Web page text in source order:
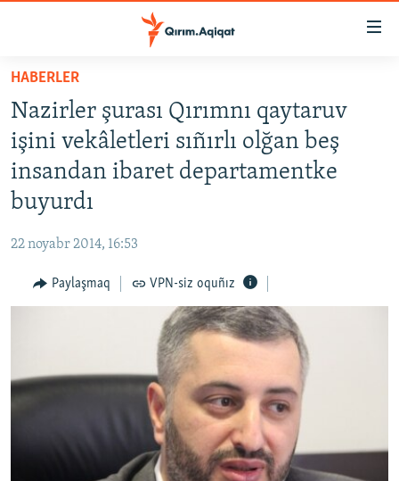
Esas
qaytmaq
Baş
navigatsiyağa
qaytmaq
Qıdıruvğa
HABERLER
İQTİSADİYAT
İNSAN AQLARI
VİDEO
FİKİR
HABERLER
Nazirler şurası Qırımnı qaytaruv
işini vekâletleri sıñırlı olğan beş
insandan ibaret departamentke
buyurdı
22 noyabr 2014, 16:53
Paylaşmaq VPN-siz oquñız